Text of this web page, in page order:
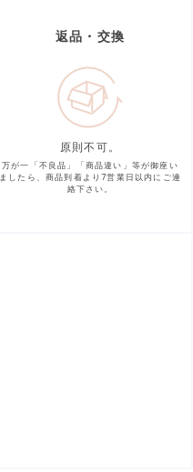
返品・交換
原則不可。
万が一「不良品」「商品違い」等が御座い
ましたら、商品到着より7営業日以内にご連
絡下さい。